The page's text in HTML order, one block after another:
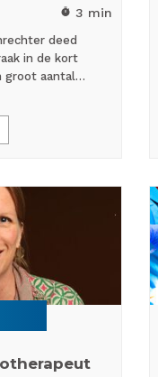
timer 3 min
deed
in de kort
groot aantal…